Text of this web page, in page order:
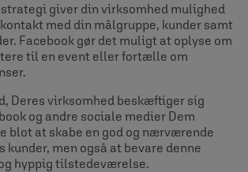
giver din virksomhed mulighed
med din målgruppe, kunder samt
Facebook gør det muligt at oplyse om
til en event eller fortælle om
Deres virksomhed beskæftiger sig
og andre sociale medier Dem
blot at skabe en god og nærværende
men også at bevare denne
hyppig tilstedeværelse.